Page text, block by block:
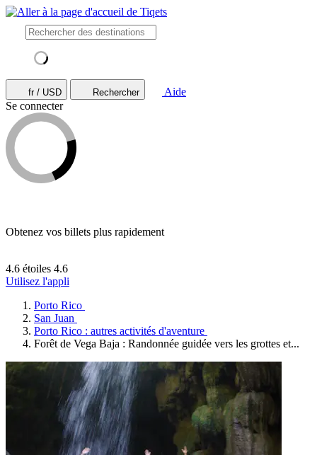
fr / USD Rechercher
Aide
Se connecter
Obtenez vos billets plus rapidement
4.6 étoiles 4.6
Utilisez l'appli
Porto Rico
San Juan
Porto Rico : autres activités d'aventure
Forêt de Vega Baja : Randonnée guidée vers les grottes et...